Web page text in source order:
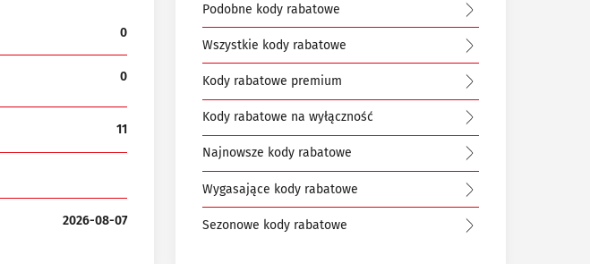
0
0
11
2026-08-07
Podobne kody rabatowe
Wszystkie kody rabatowe
Kody rabatowe premium
Kody rabatowe na wyłączność
Najnowsze kody rabatowe
Wygasające kody rabatowe
Sezonowe kody rabatowe